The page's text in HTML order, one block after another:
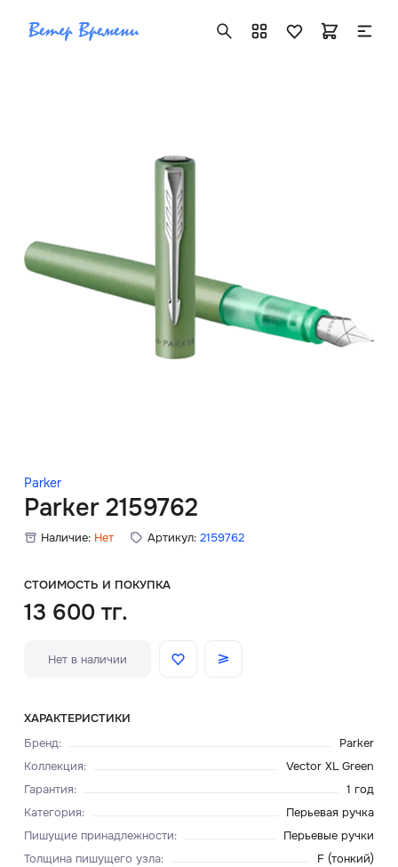
Parker
Parker 2159762
Наличие: Нет Артикул: 2159762
СТОИМОСТЬ И ПОКУПКА
13 600 тг.
Нет в наличии
ХАРАКТЕРИСТИКИ
Бренд:
Parker
Коллекция:
Vector XL Green
Гарантия:
1 год
Категория:
Перьевая ручка
Пишущие принадлежности:
Перьевые ручки
Толщина пишущего узла:
F (тонкий)
Авторизация
Каталог
Мужские часы
Главная
О нас